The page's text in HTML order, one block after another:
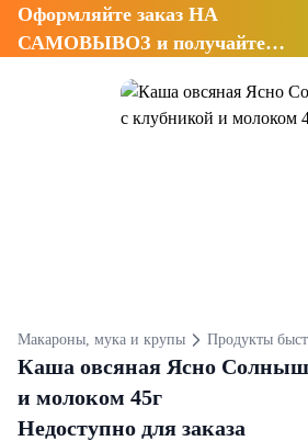
Оформляйте заказ НА
САМОВЫВОЗ и получайте
Макароны, мука и крупы Продукты
Каша овсяная Ясно
и молоком 45г
Недоступно для заказа